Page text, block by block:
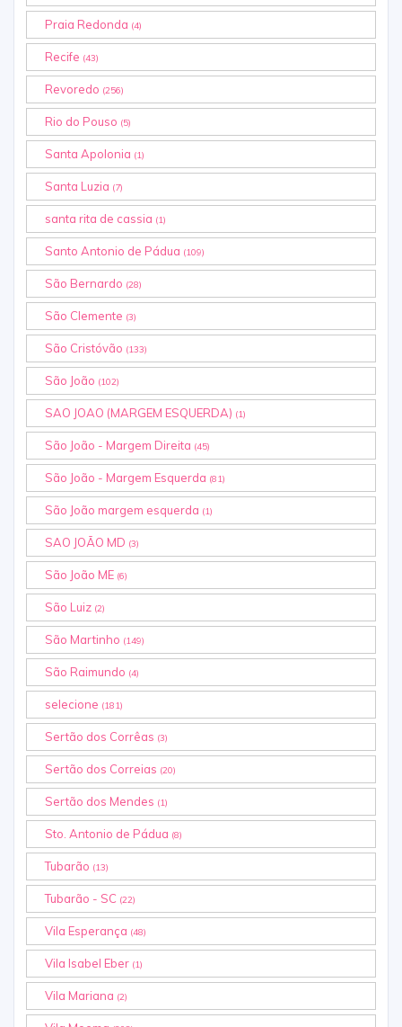
Praia Redonda (4)
Recife (43)
Revoredo (256)
Rio do Pouso (5)
Santa Apolonia (1)
Santa Luzia (7)
santa rita de cassia (1)
Santo Antonio de Pádua (109)
São Bernardo (28)
São Clemente (3)
São Cristóvão (133)
São João (102)
SAO JOAO (MARGEM ESQUERDA) (1)
São João - Margem Direita (45)
São João - Margem Esquerda (81)
São João margem esquerda (1)
SAO JOÃO MD (3)
São João ME (6)
São Luiz (2)
São Martinho (149)
São Raimundo (4)
selecione (181)
Sertão dos Corrêas (3)
Sertão dos Correias (20)
Sertão dos Mendes (1)
Sto. Antonio de Pádua (8)
Tubarão (13)
Tubarão - SC (22)
Vila Esperança (48)
Vila Isabel Eber (1)
Vila Mariana (2)